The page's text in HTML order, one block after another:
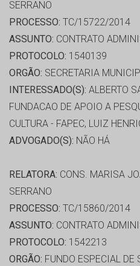
SERRANO
PROCESSO: TC/15722/2014
ASSUNTO: CONTRATO
PROTOCOLO: 1540139
ORGÃO: SECRETARIA
INTERESSADO(S): ALBERTO
FUNDACAO DE APOIO A
CULTURA - FAPEC, LUIZ
ADVOGADO(S): NÃO HÁ
RELATORA: CONS. MARISA
SERRANO
PROCESSO: TC/15860/2014
ASSUNTO: CONTRATO
PROTOCOLO: 1542213
ORGÃO: FUNDO ESPECIAL DE